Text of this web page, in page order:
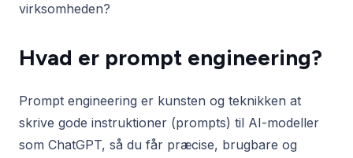
virksomheden?
Hvad er prompt engineering?
Prompt engineering er kunsten og teknikken at
skrive gode instruktioner (prompts) til AI-modeller
som ChatGPT, så du får præcise, brugbare og